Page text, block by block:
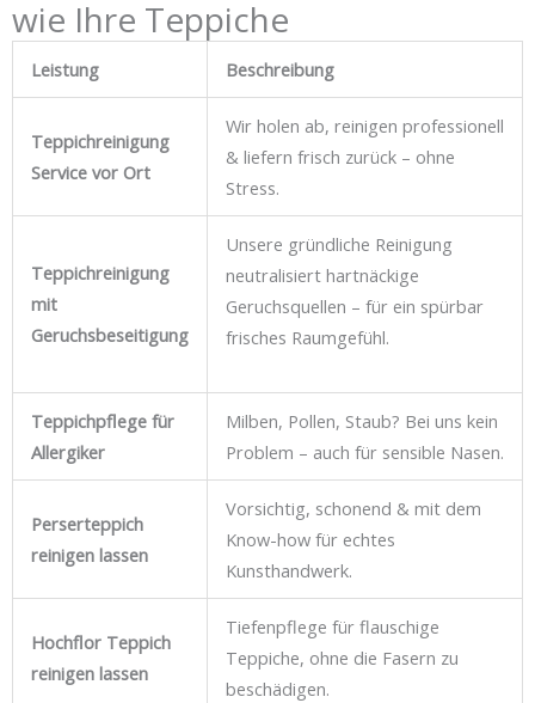
wie Ihre Teppiche
Leistung Beschreibung
Teppichreinigung
Service vor Ort
Wir holen ab, reinigen professionell
& liefern frisch zurück – ohne
Stress.
Teppichreinigung
mit
Geruchsbeseitigung
Unsere gründliche Reinigung
neutralisiert hartnäckige
Geruchsquellen – für ein spürbar
frisches Raumgefühl.
Teppichpflege für
Allergiker
Milben, Pollen, Staub? Bei uns kein
Problem – auch für sensible Nasen.
Perserteppich
reinigen lassen
Vorsichtig, schonend & mit dem
Know-how für echtes
Kunsthandwerk.
Hochflor Teppich
reinigen lassen
Tiefenpflege für flauschige
Teppiche, ohne die Fasern zu
beschädigen.